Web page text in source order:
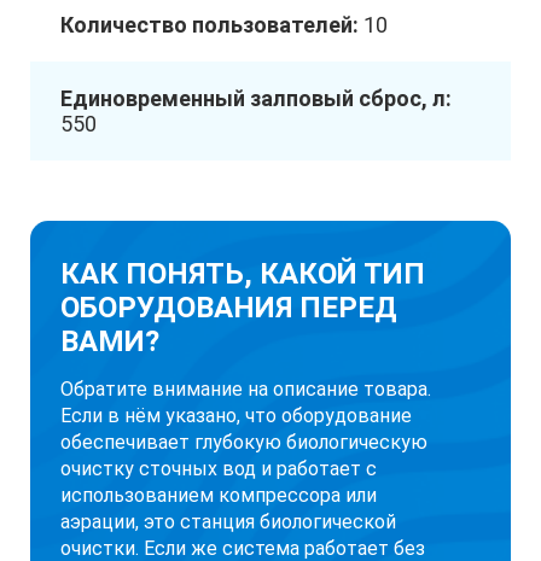
Количество пользователей: 10
Единовременный залповый сброс, л:
550
КАК ПОНЯТЬ, КАКОЙ ТИП
ОБОРУДОВАНИЯ ПЕРЕД
ВАМИ?
Обратите внимание на описание товара.
Если в нём указано, что оборудование
обеспечивает глубокую биологическую
очистку сточных вод и работает с
использованием компрессора или
аэрации, это станция биологической
очистки. Если же система работает без